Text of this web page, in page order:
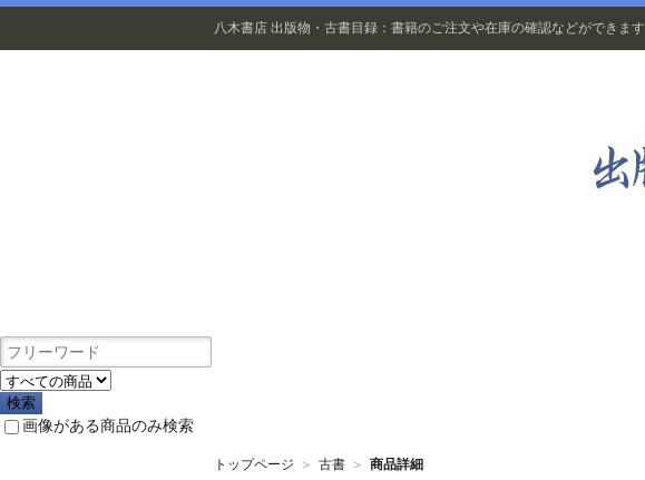
八木書店 出版物・古書目録：書籍のご注文や在庫の確認などができます
画像がある商品のみ検索
トップページ ＞ 古書 ＞ 商品詳細